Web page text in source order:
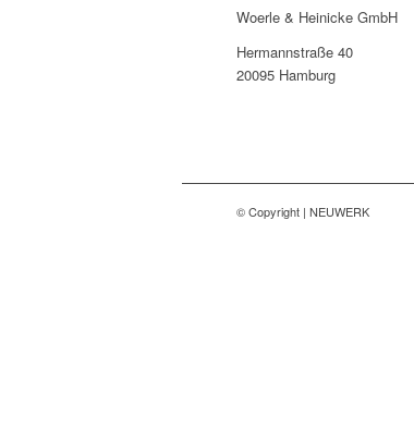
Woerle & Heinicke GmbH
Hermannstraße 40
20095 Hamburg
© Copyright | NEUWERK